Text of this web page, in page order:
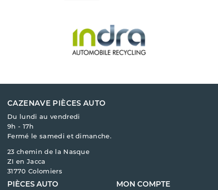
CAZENAVE PIÈCES AUTO
Du lundi au vendredi
9h - 17h
Fermé le samedi et dimanche.
23 chemin de la Nasque
ZI en Jacca
31770 Colomiers
PIÈCES AUTO MON COMPTE